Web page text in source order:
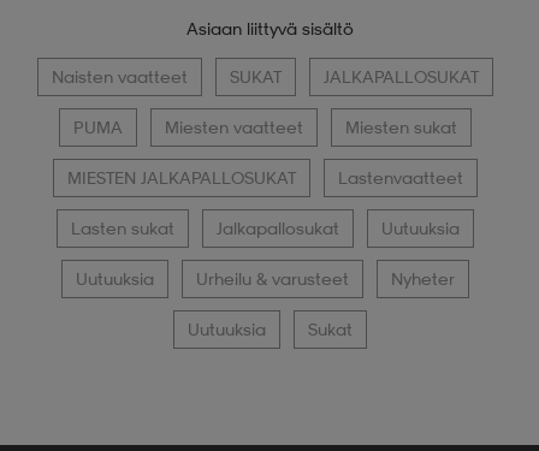
Asiaan liittyvä sisältö
Naisten vaatteet SUKAT JALKAPALLOSUKAT
PUMA Miesten vaatteet Miesten sukat
MIESTEN JALKAPALLOSUKAT Lastenvaatteet
Lasten sukat Jalkapallosukat Uutuuksia
Uutuuksia Urheilu & varusteet Nyheter
Uutuuksia Sukat